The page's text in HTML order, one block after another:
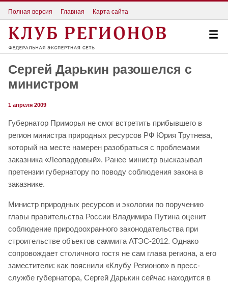
Полная версия Главная Карта сайта
Сергей Дарькин разошелся с
министром
1 апреля 2009
Губернатор Приморья не смог встретить прибывшего в
регион министра природных ресурсов РФ Юрия Трутнева,
который на месте намерен разобраться с проблемами
заказника «Леопардовый». Ранее министр высказывал
претензии губернатору по поводу соблюдения закона в
заказнике.
Министр природных ресурсов и экологии по поручению
главы правительства России Владимира Путина оценит
соблюдение природоохранного законодательства при
строительстве объектов саммита АТЭС-2012. Однако
сопровождает столичного гостя не сам глава региона, а его
заместители: как пояснили «Клубу Регионов» в пресс-
службе губернатора, Сергей Дарькин сейчас находится в